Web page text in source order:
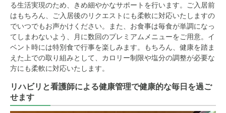
る生活実現のため、きめ細やかなサポートを行います。ご入居前
はもちろん、ご入居後のリクエストにも柔軟に対応いたしますの
でいつでもお声かけください。また、お食事は毎食が単調になっ
てしまわないよう、月に数回のプレミアムメニューをご用意。イ
ベント時には特別食で行事を楽しみます。もちろん、健康を踏ま
えた上での取り組みとして、カロリー制限や塩分の調整が必要な
方にも柔軟に対応いたします。
リハビリと看護師による健康管理で健康的な毎日を過ご
せます